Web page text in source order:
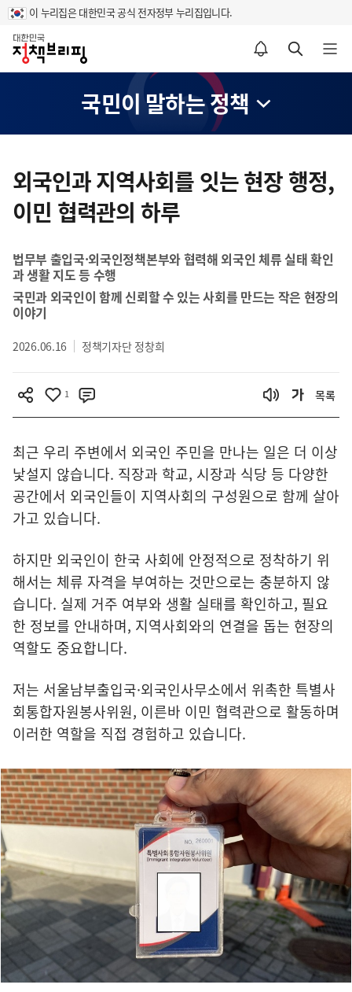
이 누리집은 대한민국 공식 전자정부 누리집입니다.
홈
알림설정 바로가기 검색 바로가기 메뉴 열기
국민이 말하는 정책
텐
츠
영
외국인과 지역사회를 잇는 현장 행정,
이민 협력관의 하루
법무부 출입국·외국인정책본부와 협력해 외국인 체류 실태 확인
과 생활 지도 등 수행
국민과 외국인이 함께 신뢰할 수 있는 사회를 만드는 작은 현장의
이야기
2026.06.16 정책기자단 정창희
1 목록
최근 우리 주변에서 외국인 주민을 만나는 일은 더 이상
낯설지 않습니다. 직장과 학교, 시장과 식당 등 다양한
공간에서 외국인들이 지역사회의 구성원으로 함께 살아
가고 있습니다.
하지만 외국인이 한국 사회에 안정적으로 정착하기 위
해서는 체류 자격을 부여하는 것만으로는 충분하지 않
습니다. 실제 거주 여부와 생활 실태를 확인하고, 필요
한 정보를 안내하며, 지역사회와의 연결을 돕는 현장의
역할도 중요합니다.
저는 서울남부출입국·외국인사무소에서 위촉한 특별사
회통합자원봉사위원, 이른바 이민 협력관으로 활동하며
이러한 역할을 직접 경험하고 있습니다.